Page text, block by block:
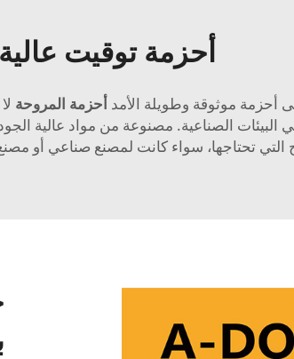
أحزمة توقيت
أحزمة موثوقة وطويلة الأمدأحزمة المروحة
الصناعية. مصنوعة من مواد عالية
التي تحتاجها، سواء كانت لمصنع صناعي أو